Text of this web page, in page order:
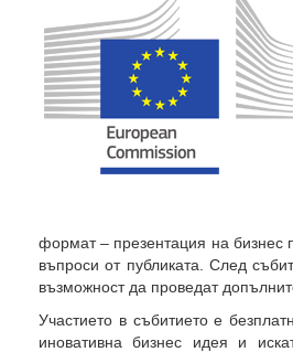
формат – презентация на бизнес
въпроси от публиката. След
възможност да проведат
Участието в събитието е
иновативна бизнес идея и